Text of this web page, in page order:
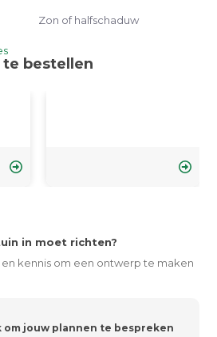
Zon of halfschaduw
bestellen
in moet richten?
kennis om een ontwerp te maken
om jouw plannen te bespreken